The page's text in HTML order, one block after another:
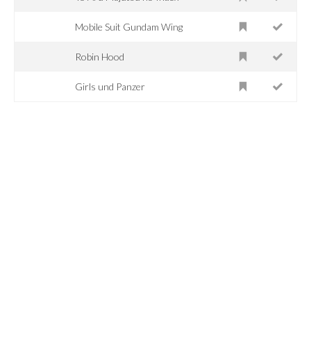
Mobile Suit Gundam Wing
Robin Hood
Girls und Panzer